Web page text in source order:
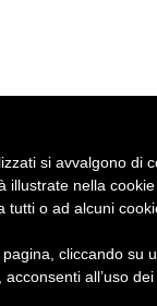
si avvalgono di
illustrate nella
tutti o ad alcuni
cliccando su
all’uso